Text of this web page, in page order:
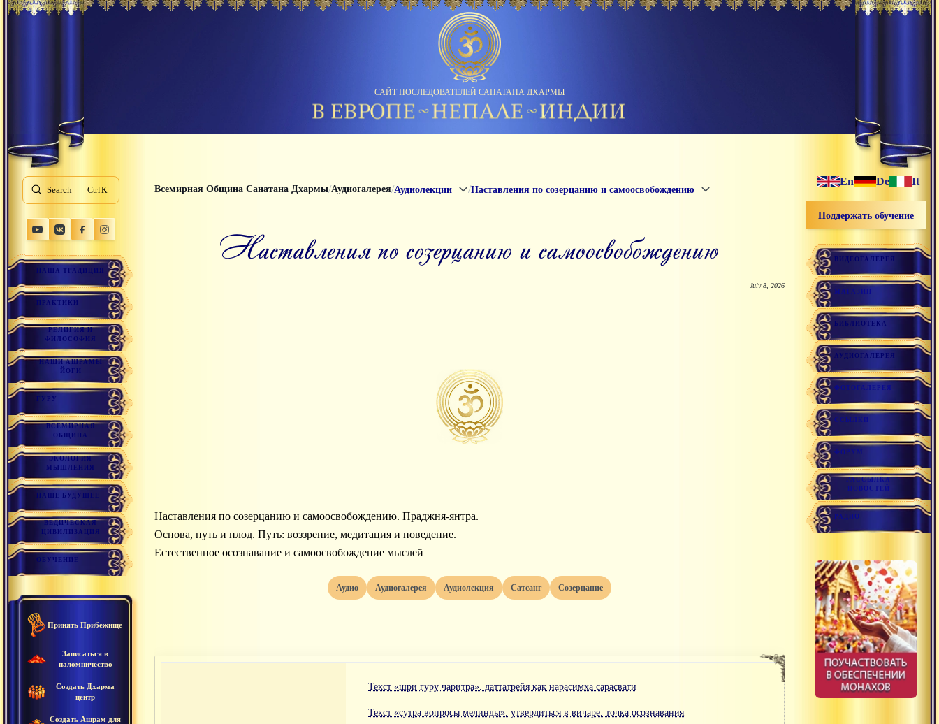
САЙТ ПОСЛЕДОВАТЕЛЕЙ САНАТАНА ДХАРМЫ
Search K
НАША ТРАДИЦИЯ
ПРАКТИКИ
РЕЛИГИЯ И
ФИЛОСОФИЯ
НАШИ АШРАМЫ
ЙОГИ
ГУРУ
ВСЕМИРНАЯ
ОБЩИНА
ЭКОЛОГИЯ
МЫШЛЕНИЯ
НАШЕ БУДУЩЕЕ
ВЕДИЧЕСКАЯ
ЦИВИЛИЗАЦИЯ
ОБУЧЕНИЕ
Принять Прибежище
Записаться в
паломничество
Создать Дхарма
центр
Создать Ашрам для
Всемирная Община Санатана Дхармы/Аудиогалерея/Аудиолекции /Наставления по созерцанию и самоосвобождению
Наставления по созерцанию и самоосвобождению
July 8, 2026
Наставления по созерцанию и самоосвобождению. Праджня-янтра.
Основа, путь и плод. Путь: воззрение, медитация и поведение.
Естественное осознавание и самоосвобождение мыслей
Аудио Аудиогалерея Аудиолекция Сатсанг Созерцание
Текст «шри гуру чаритра». даттатрейя как нарасимха сарасвати
Текст «сутра вопросы мелинды». утвердиться в вичаре. точка осознавания
En De It
Поддержать обучение
ВИДЕОГАЛЕРЕЯ
МАГАЗИН
БИБЛИОТЕКА
АУДИОГАЛЕРЕЯ
ФОТОГАЛЕРЕЯ
ССЫЛКИ
ФОРУМ
РАССЫЛКА
НОВОСТЕЙ
РАДИО